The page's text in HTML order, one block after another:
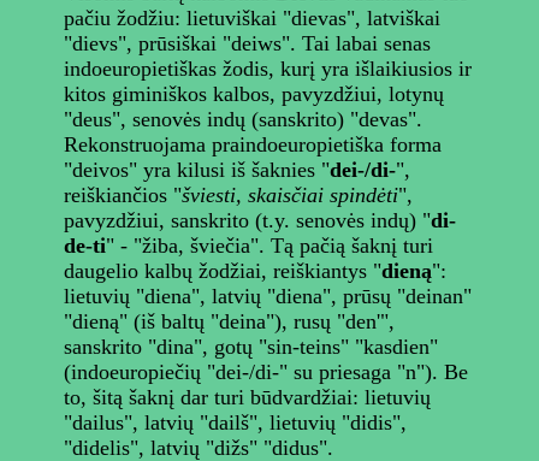
pačiu žodžiu: lietuviškai "dievas", latviškai
"dievs", prūsiškai "deiws". Tai labai senas
indoeuropietiškas žodis, kurį yra išlaikiusios ir
kitos giminiškos kalbos, pavyzdžiui, lotynų
"deus", senovės indų (sanskrito) "devas".
Rekonstruojama praindoeuropietiška forma
"deivos" yra kilusi iš šaknies "dei-/di-",
reiškiančios "šviesti, skaisčiai spindėti",
pavyzdžiui, sanskrito (t.y. senovės indų) "di-
de-ti" - "žiba, šviečia". Tą pačią šaknį turi
daugelio kalbų žodžiai, reiškiantys "dieną":
lietuvių "diena", latvių "diena", prūsų "deinan"
"dieną" (iš baltų "deina"), rusų "den'",
sanskrito "dina", gotų "sin-teins" "kasdien"
(indoeuropiečių "dei-/di-" su priesaga "n"). Be
to, šitą šaknį dar turi būdvardžiai: lietuvių
"dailus", latvių "dailš", lietuvių "didis",
"didelis", latvių "dižs" "didus".